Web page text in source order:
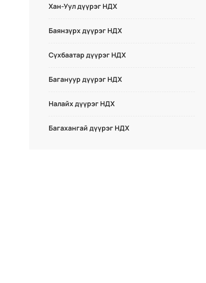
Хан-Уул дүүрэг НДХ
Баянзүрх дүүрэг НДХ
Сүхбаатар дүүрэг НДХ
Багануур дүүрэг НДХ
Налайх дүүрэг НДХ
Багахангай дүүрэг НДХ